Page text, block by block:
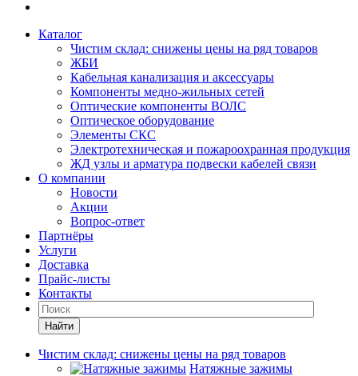
Каталог
Чистим склад: снижены цены на ряд товаров
ЖБИ
Кабельная канализация и аксессуары
Компоненты медно-жильных сетей
Оптические компоненты ВОЛС
Оптическое оборудование
Элементы СКС
Электротехническая и пожароохранная продукция
ЖД узлы и арматура подвески кабелей связи
О компании
Новости
Акции
Вопрос-ответ
Партнёры
Услуги
Доставка
Прайс-листы
Контакты
Найти
Чистим склад: снижены цены на ряд товаров
Натяжные зажимы